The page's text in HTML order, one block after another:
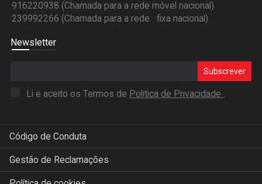
916220938 (Chamada para a rede móvel nacional)
239992266 (Chamada para a rede fixa nacional)
Newsletter
Subscrever
Li e aceito os Termos de Politica de Privacidade .
Código de Conduta
Gestão de Reclamações